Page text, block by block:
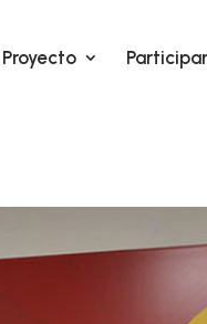
Proyecto